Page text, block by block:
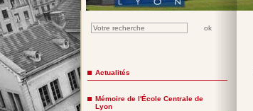
Actualités
Mémoire de l'École Centrale de
Lyon